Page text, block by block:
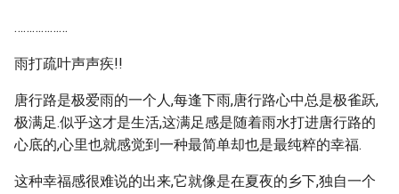
………………
雨打疏叶声声疾!!
唐行路是极爱雨的一个人,每逢下雨,唐行路心中总是极雀跃,
极满足.似乎这才是生活,这满足感是随着雨水打进唐行路的
心底的,心里也就感觉到一种最简单却也是最纯粹的幸福.
这种幸福感很难说的出来,它就像是在夏夜的乡下,独自一个